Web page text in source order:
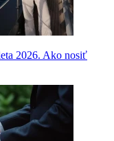
2026. Ako nosiť